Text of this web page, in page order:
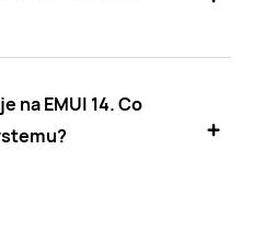
na EMUI 14. Co